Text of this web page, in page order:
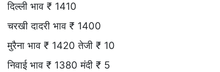
दिल्ली भाव ₹ 1410
चरखी दादरी भाव ₹ 1400
मुरैना भाव ₹ 1420 तेजी ₹ 10
निवाई भाव ₹ 1380 मंदी ₹ 5